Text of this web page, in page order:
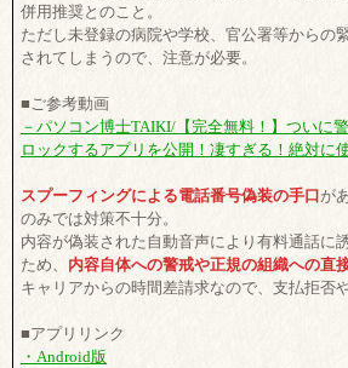
併用推奨とのこと。
ただし未登録の病院や学校、官公署等からの
されてしまうので、注意が必要。
■ご参考動画
－パソコン博士TAIKI/【完全無料！】ついに
ロックするアプリを公開！凄すぎる！絶対に
スプーフィングによる電話番号偽装の手口 が
のみでは対策不十分。
内容が偽装された自動音声により有料通話に
ため、 内容自体への警戒や正規の組織への直
キャリアからの時間差請求なので、支払拒否
■アプリリンク
・Android版